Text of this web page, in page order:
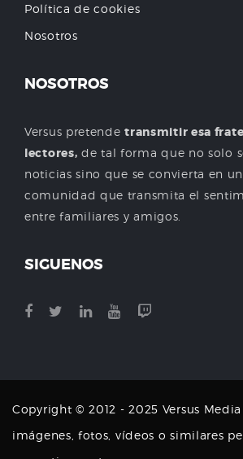
Política de cookies
Nosotros
NOSOTROS
Versus pretendetransmitir esa
lectores, de tal forma que no solo
noticias sino que se convierta en
comunidad que transmita el
entre familiares y amigos.
SIGUENOS
Copyright © 2012 - 2025 Versus
imágenes, fotos, vídeos o similares